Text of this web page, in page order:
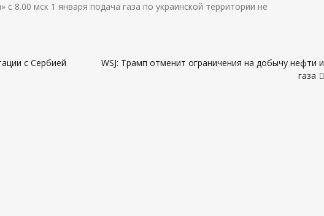
8.00 мск 1 января подача газа по украинской территории не
с Сербией
WSJ: Трамп отменит ограничения на добычу нефти и
газа